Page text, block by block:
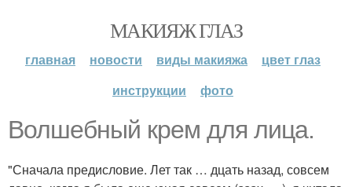
МАКИЯЖ ГЛАЗ
главная новости виды макияжа
цвет глаз
инструкции
фото
Волшебный крем для лица.
"Сначала предисловие. Лет так … дцать назад, совсем